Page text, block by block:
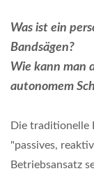
Was ist ein
Bandsägen?
Wie kann man
autonomem
Die traditionelle
"passives,
Betriebsansatz